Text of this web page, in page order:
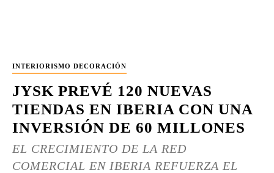
INTERIORISMO DECORACIÓN
JYSK PREVÉ 120 NUEVAS
TIENDAS EN IBERIA CON UNA
INVERSIÓN DE 60 MILLONES
EL CRECIMIENTO DE LA RED
COMERCIAL EN IBERIA REFUERZA EL